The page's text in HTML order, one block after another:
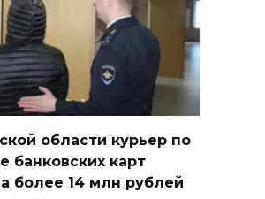
области курьер по
банковских карт
более 14 млн рублей